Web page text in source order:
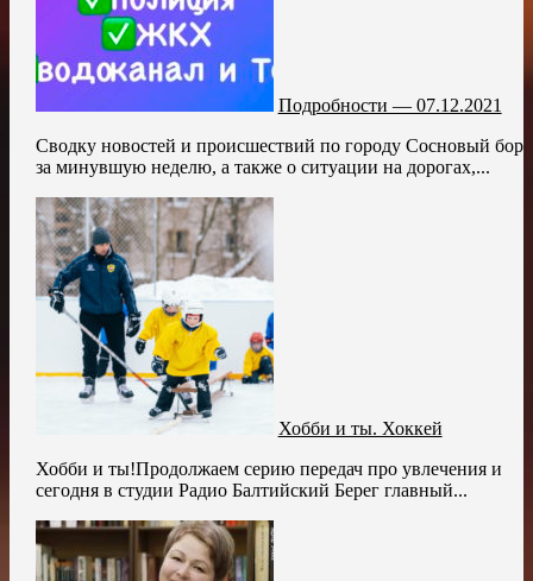
Подробности — 07.12.2021
Сводку новостей и происшествий по городу Сосновый бор
за минувшую неделю, а также о ситуации на дорогах,...
Хобби и ты. Хоккей
Хобби и ты!Продолжаем серию передач про увлечения и
сегодня в студии Радио Балтийский Берег главный...